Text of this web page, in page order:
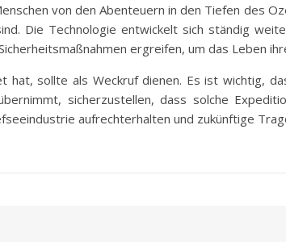
von den Abenteuern in den Tiefen des
Die Technologie entwickelt sich ständig
ergreifen, um das Leben
sollte als Weckruf dienen. Es ist wichtig,
sicherzustellen, dass solche
aufrechterhalten und zukünftige